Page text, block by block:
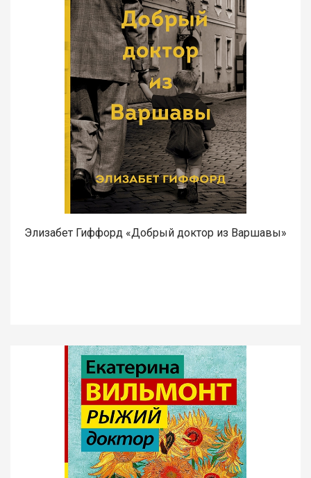
Элизабет Гиффорд «Добрый доктор из Варшавы»